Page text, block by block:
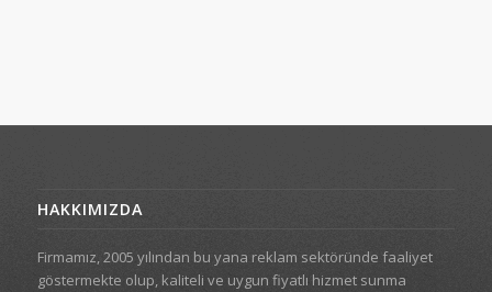
HAKKIMIZDA
Firmamız, 2005 yılından bu yana reklam sektöründe faaliyet
göstermekte olup, kaliteli ve uygun fiyatlı hizmet sunma